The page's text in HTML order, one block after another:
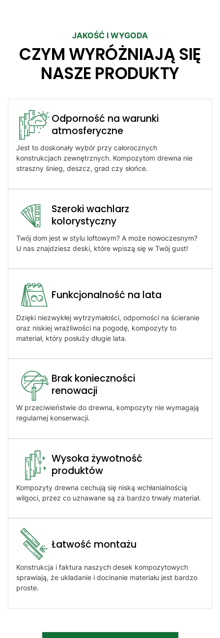
JAKOŚĆ I WYGODA
CZYM WYRÓŻNIAJĄ SIĘ
NASZE PRODUKTY
Odporność na warunki
atmosferyczne​
Jest to doskonały wybór przy całorocznych
konstrukcjach zewnętrznych. Kompozytom drewna nie
straszny śnieg, deszcz, grad czy słońce.
Szeroki wachlarz
kolorystyczny
Twój dom jest w stylu loftowym? A może nowoczesnym?
U nas znajdziesz deski, które wpiszą się w Twój gust!
Funkcjonalność na lata
Dzięki niezwykłej wytrzymałości, odporności na ścieranie
oraz niskiej wrażliwości na pogodę, kompozyty to
materiał, który posłuży długie lata.
Brak konieczności
renowacji​
W przeciwieństwie do drewna, kompozyty nie wymagają
regularnej konserwacji.
Wysoka żywotność
produktów​
Kompozyty drewna cechują się niską wchłanialnością
wilgoci, przez co uznawane są za bardzo trwały materiał.
Łatwość montażu​
Konstrukcja i faktura naszych desek kompozytowych
sprawiają, że układanie i docinanie materiału jest bardzo
proste.